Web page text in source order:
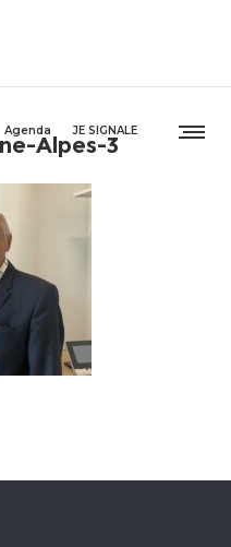
Agenda JE SIGNALE
Alpes-3